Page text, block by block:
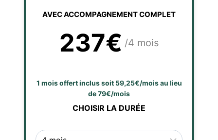
AVEC ACCOMPAGNEMENT COMPLET
237€ /4 mois
1 mois offert inclus soit 59,25€/mois au lieu
de 79€/mois
CHOISIR LA DURÉE